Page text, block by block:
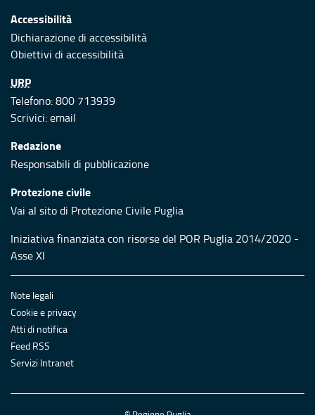
Accessibilità
Dichiarazione di accessibilità
Obiettivi di accessibilità
URP
Telefono: 800 713939
Scrivici:email
Redazione
Responsabili di pubblicazione
Protezione civile
Vai al sito di Protezione Civile Puglia
Iniziativa finanziata con risorse del POR Puglia 2014/2020 -
Asse XI
Note legali
Cookie e privacy
Atti di notifica
Feed RSS
Servizi Intranet